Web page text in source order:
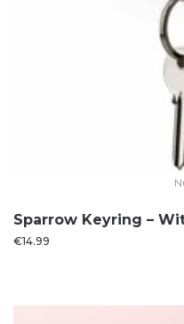
Sparrow Keyring –
€14.99